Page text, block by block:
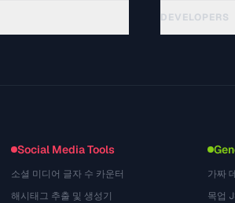
DEVELOPERS
Social Media Tools
소셜 미디어 글자 수 카운터
해시태그 추출 및 생성기
가짜
목업